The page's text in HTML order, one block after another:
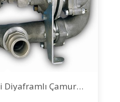
Diyaframlı Çamur